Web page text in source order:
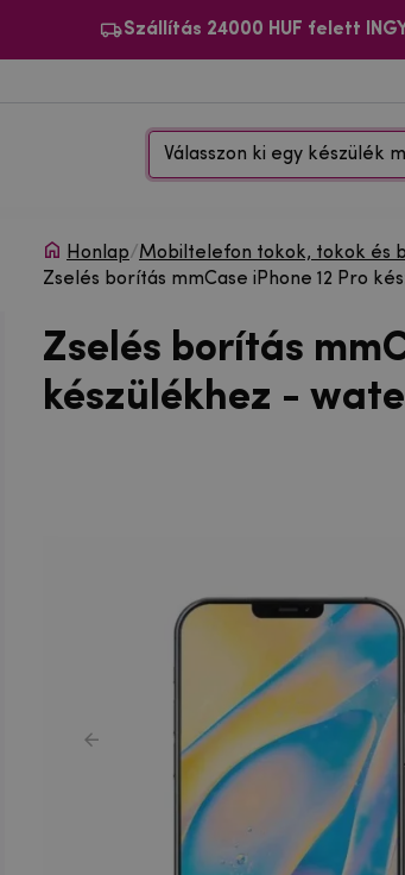
Szállítás 24000 HUF felett
Válasszon ki egy készülék
Honlap/Mobiltelefon tokok, tokok és
Zselés borítás mmCase iPhone 12 Pro
Zselés borítás
készülékhez -